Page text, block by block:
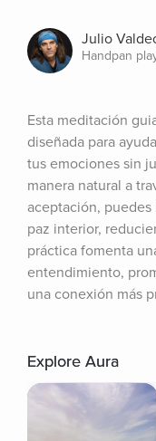
Julio
Handpan
Esta meditación
diseñada para
tus emociones sin
manera natural a
aceptación,
paz interior,
práctica fomenta
entendimiento,
una conexión más
Explore Aura